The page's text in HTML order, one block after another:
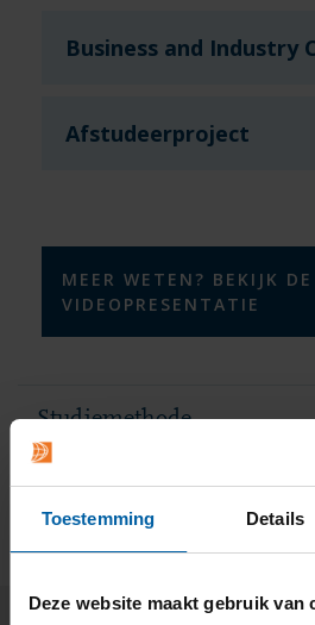
Toestemming Details
Deze website maakt gebruik van
Business and Industry
Afstudeerproject
MEER WETEN? BEKIJK DE
VIDEOPRESENTATIE
Studiemethode
Studiebelasting en